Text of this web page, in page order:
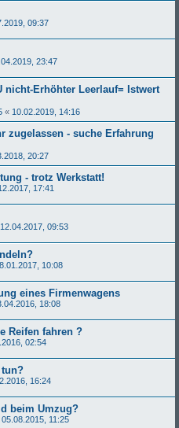
09:37
23:47
nicht-Erhöhter Leerlauf= Istwert
« 10.02.2019, 14:16
zugelassen - suche Erfahrung
20:27
- trotz Werkstatt!
17:41
12.04.2017, 09:53
10:08
eines Firmenwagens
18:08
Reifen fahren ?
02:54
tun?
16:24
beim Umzug?
05.08.2015, 11:25